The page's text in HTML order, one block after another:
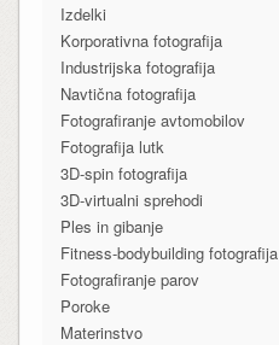
Izdelki
Korporativna fotografija
Industrijska fotografija
Navtična fotografija
Fotografiranje avtomobilov
Fotografija lutk
3D-spin fotografija
3D-virtualni sprehodi
Ples in gibanje
Fitness-bodybuilding fotografija
Fotografiranje parov
Poroke
Materinstvo